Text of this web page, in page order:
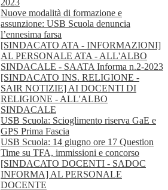
2023
Nuove modalità di formazione e
assunzione: USB Scuola denuncia
l’ennesima farsa
[SINDACATO ATA - INFORMAZIONI]
AL PERSONALE ATA - ALL'ALBO
SINDACALE - SAATA Informa n.2-2023
[SINDACATO INS. RELIGIONE -
SAIR NOTIZIE] AI DOCENTI DI
RELIGIONE - ALL'ALBO
SINDACALE
USB Scuola: Scioglimento riserva GaE e
GPS Prima Fascia
USB Scuola: 14 giugno ore 17 Question
Time su TFA, immissioni e concorso
[SINDACATO DOCENTI - SADOC
INFORMA] AL PERSONALE
DOCENTE